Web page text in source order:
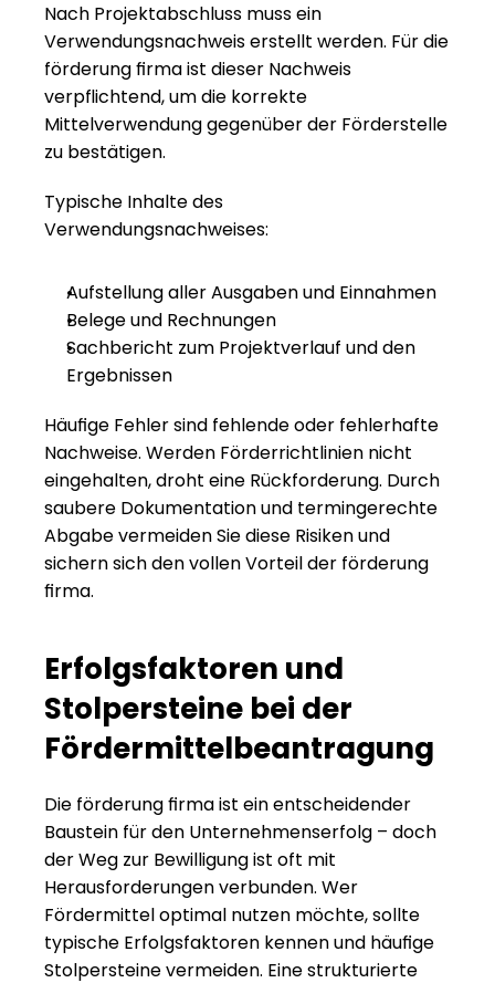
Nach Projektabschluss muss ein
Verwendungsnachweis erstellt werden. Für die
förderung firma ist dieser Nachweis
verpflichtend, um die korrekte
Mittelverwendung gegenüber der Förderstelle
zu bestätigen.
Typische Inhalte des
Verwendungsnachweises:
Aufstellung aller Ausgaben und Einnahmen
Belege und Rechnungen
Sachbericht zum Projektverlauf und den
Ergebnissen
Häufige Fehler sind fehlende oder fehlerhafte
Nachweise. Werden Förderrichtlinien nicht
eingehalten, droht eine Rückforderung. Durch
saubere Dokumentation und termingerechte
Abgabe vermeiden Sie diese Risiken und
sichern sich den vollen Vorteil der förderung
firma.
Erfolgsfaktoren und
Stolpersteine bei der
Fördermittelbeantragung
Die förderung firma ist ein entscheidender
Baustein für den Unternehmenserfolg – doch
der Weg zur Bewilligung ist oft mit
Herausforderungen verbunden. Wer
Fördermittel optimal nutzen möchte, sollte
typische Erfolgsfaktoren kennen und häufige
Stolpersteine vermeiden. Eine strukturierte